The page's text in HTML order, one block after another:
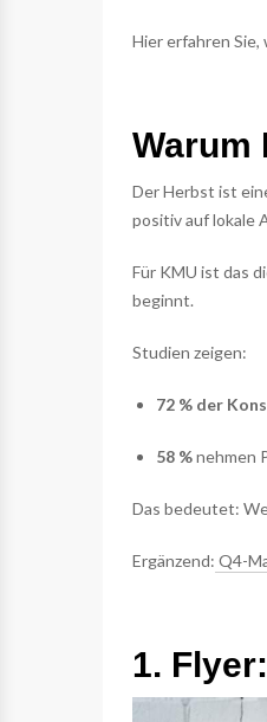
Hier erfahren Sie,
Warum
Der Herbst ist
positiv auf lokale
Für KMU ist das
beginnt.
Studien zeigen:
72 % der
58 %nehmen
Das bedeutet:
Ergänzend: Q4-
1.